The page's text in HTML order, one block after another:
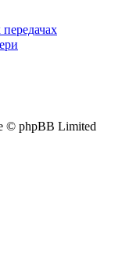
© phpBB Limited